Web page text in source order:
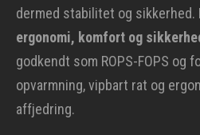
dermed stabilitet og sikkerhed.
ergonomi, komfort og
godkendt som ROPS-FOPS og
opvarmning, vipbart rat og
affjedring.